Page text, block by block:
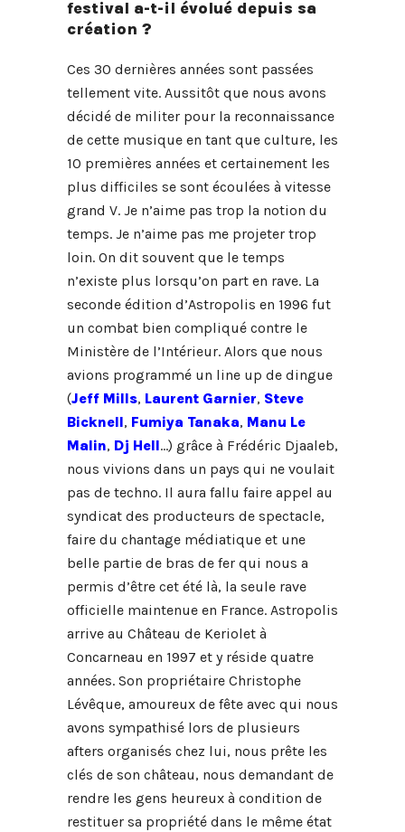
festival a-t-il évolué depuis sa
création ?
Ces 30 dernières années sont passées
tellement vite. Aussitôt que nous avons
décidé de militer pour la reconnaissance
de cette musique en tant que culture, les
10 premières années et certainement les
plus difficiles se sont écoulées à vitesse
grand V. Je n’aime pas trop la notion du
temps. Je n’aime pas me projeter trop
loin. On dit souvent que le temps
n’existe plus lorsqu’on part en rave. La
seconde édition d’Astropolis en 1996 fut
un combat bien compliqué contre le
Ministère de l’Intérieur. Alors que nous
avions programmé un line up de dingue
(Jeff Mills, Laurent Garnier, Steve
Bicknell, Fumiya Tanaka, Manu Le
Malin, Dj Hell…) grâce à Frédéric Djaaleb,
nous vivions dans un pays qui ne voulait
pas de techno. Il aura fallu faire appel au
syndicat des producteurs de spectacle,
faire du chantage médiatique et une
belle partie de bras de fer qui nous a
permis d’être cet été là, la seule rave
officielle maintenue en France. Astropolis
arrive au Château de Keriolet à
Concarneau en 1997 et y réside quatre
années. Son propriétaire Christophe
Lévêque, amoureux de fête avec qui nous
avons sympathisé lors de plusieurs
afters organisés chez lui, nous prête les
clés de son château, nous demandant de
rendre les gens heureux à condition de
restituer sa propriété dans le même état